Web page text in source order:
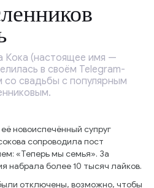
Кока (настоящее имя —
в своём Telegram-
со свадьбы с популярным
новоиспечённый супруг
сопроводила пост
«Теперь мы семья». За
набрала более 10 тысяч лайков.
отключены, возможно, чтобы